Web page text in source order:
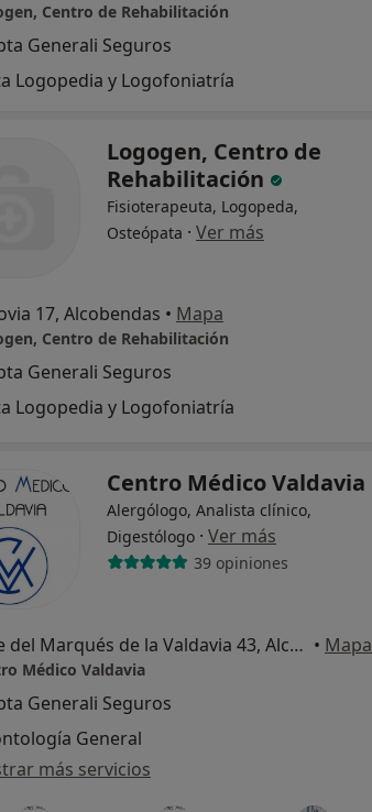
Centro de Rehabilitación
Generali Seguros
Logopedia y Logofoniatría
Logogen, Centro de
Rehabilitación
Fisioterapeuta, Logopeda,
Osteópata · Ver más
17, Alcobendas • Mapa
Centro de Rehabilitación
Generali Seguros
Logopedia y Logofoniatría
Centro Médico Valdavia
Alergólogo, Analista clínico,
Digestólogo · Ver más
39 opiniones
Calle del Marqués de la Valdavia 43, Alcobendas • Mapa
Médico Valdavia
Generali Seguros
General
más servicios